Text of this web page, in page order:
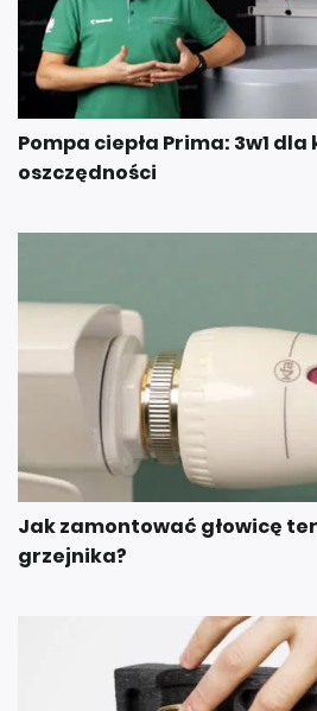
Pompa ciepła Prima: 3w1
oszczędności
Jak zamontować głowicę
grzejnika?